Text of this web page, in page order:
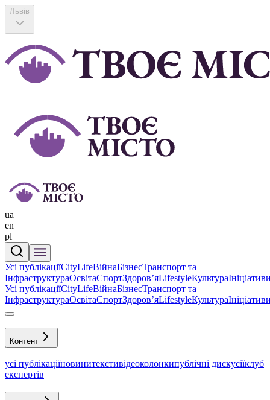
Львів
ua
en
pl
Усі публікаціїCityLifeВійнаБізнесТранспорт та
ІнфраструктураОсвітаСпортЗдоровʼяLifestyleКультура
Усі публікаціїCityLifeВійнаБізнесТранспорт та
ІнфраструктураОсвітаСпортЗдоровʼяLifestyleКультура
Контент
усі публікаціїновинитекстивідеоколонкипублічні дискусіїклуб
експертів